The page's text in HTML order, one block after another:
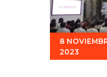
Noticias
Para ti
Contacto
8
2023